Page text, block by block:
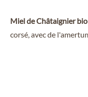
Miel de Châtaignier bio
corsé, avec de